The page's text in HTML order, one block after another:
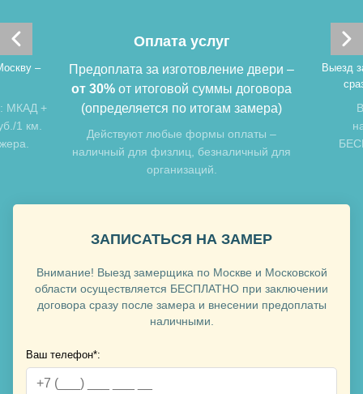
Хочу такую
–
МКАД +
1 км.
Оплата услуг
Предоплата за изготовление двери –
от 30% от итоговой суммы договора
(определяется по итогам замера)
Действуют любые формы оплаты –
наличный для физлиц, безналичный для
организаций.
Выезд
ЗАПИСАТЬСЯ НА ЗАМЕР
Внимание! Выезд замерщика по Москве и Московской
области осуществляется БЕСПЛАТНО при заключении
договора сразу после замера и внесении предоплаты
наличными.
Ваш телефон*: